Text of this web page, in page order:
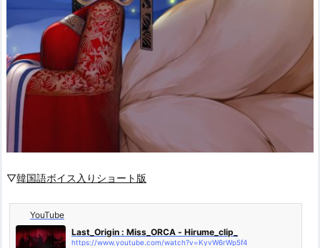
▽韓国語ボイス入りショート版
YouTube
Last_Origin : Miss_ORCA - Hirume_clip_
https://www.youtube.com/watch?v=KyvW6rWp5f4